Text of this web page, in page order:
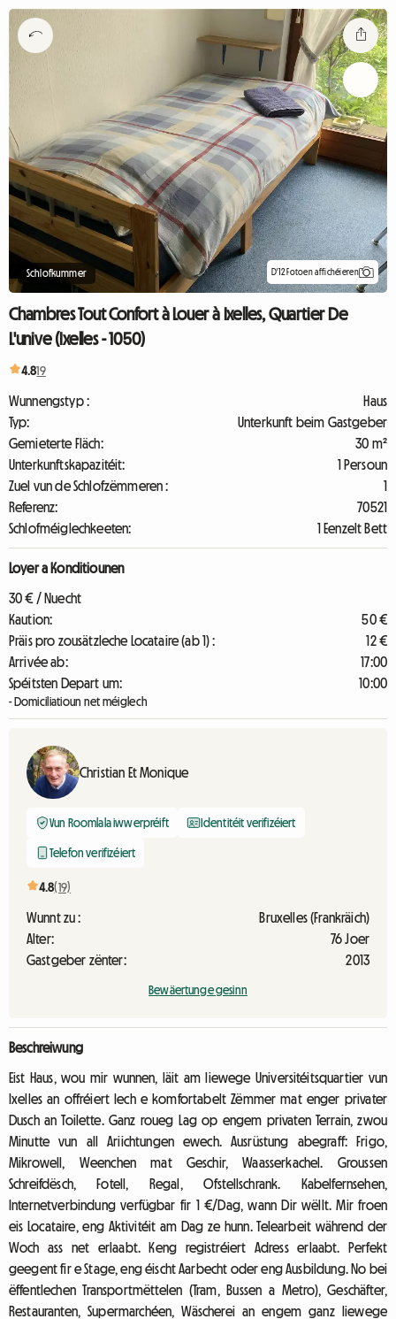
Schlofkummer D'12 Fotoen affichéieren
Chambres Tout Confort à Louer à Ixelles, Quartier De
L'unive (Ixelles - 1050)
4.819
Wunnengstyp :
Haus
Typ:
Unterkunft beim Gastgeber
Gemieterte Fläch:
30 m²
Unterkunftskapazitéit:
1 Persoun
Zuel vun de Schlofzëmmeren :
1
Referenz:
70521
Schlofméiglechkeeten:
1 Eenzelt Bett
Loyer a Konditiounen
30 € / Nuecht
Kaution:
50 €
Präis pro zousätzleche Locataire (ab 1) :
12 €
Arrivée ab:
17:00
Spéitsten Depart um:
10:00
- Domiciliatioun net méiglech
Christian Et Monique
Vun Roomlala iwwerpréift Identitéit verifizéiert
Telefon verifizéiert
4.8(19)
Wunnt zu :
Bruxelles (Frankräich)
Alter:
76 Joer
Gastgeber zënter:
2013
Bewäertunge gesinn
Beschreiwung
Eist Haus, wou mir wunnen, läit am liewege Universitéitsquartier vun
Ixelles an offréiert Iech e komfortabelt Zëmmer mat enger privater
Dusch an Toilette. Ganz roueg Lag op engem privaten Terrain, zwou
Minutte vun all Ariichtungen ewech. Ausrüstung abegraff: Frigo,
Mikrowell, Weenchen mat Geschir, Waasserkachel. Groussen
Schreifdësch, Fotell, Regal, Ofstellschrank. Kabelfernsehen,
Internetverbindung verfügbar fir 1 €/Dag, wann Dir wëllt. Mir froen
eis Locataire, eng Aktivitéit am Dag ze hunn. Telearbeit während der
Woch ass net erlaabt. Keng registréiert Adress erlaabt. Perfekt
geegent fir e Stage, eng éischt Aarbecht oder eng Ausbildung. No bei
ëffentlechen Transportmëttelen (Tram, Bussen a Metro), Geschäfter,
Restauranten, Supermarchéen, Wäscherei an engem ganz liewege